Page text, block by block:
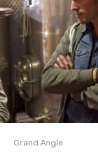
Grand Angle